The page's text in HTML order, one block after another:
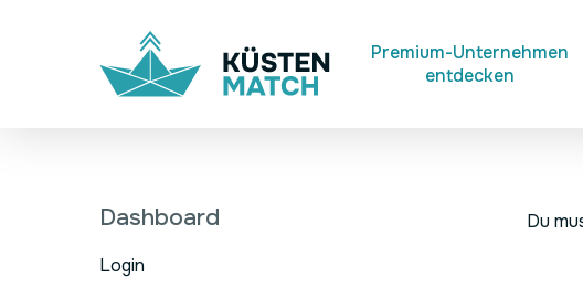
Premium-Unternehmen
entdecken
Du
Dashboard
Login